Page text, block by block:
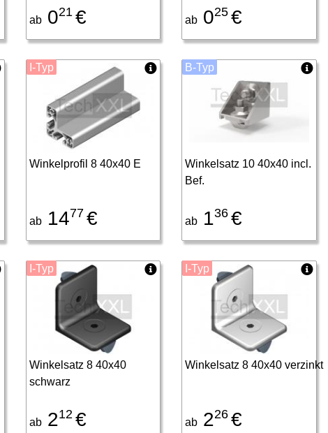
ab021 € ab 025 €
Winkelprofil 8 40x40 E
ab1477 €
I-Typ
Winkelsatz 10 40x40 incl.
Bef.
ab 136 €
B-Typ
Winkelsatz 8 40x40
schwarz
ab212 €
I-Typ
Winkelsatz 8 40x40 verzinkt
ab 226 €
I-Typ